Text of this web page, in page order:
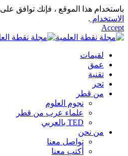
باستخدام هذا الموقع ، فإنك توافق على
الاستخدام .
Accept
لقيمات
عمق
تقنية
تحر
من قطر
نجوم العلوم
علماء عرب من قطر
TED بالعربي
من نحن
تواصل معنا
أكتب معنا